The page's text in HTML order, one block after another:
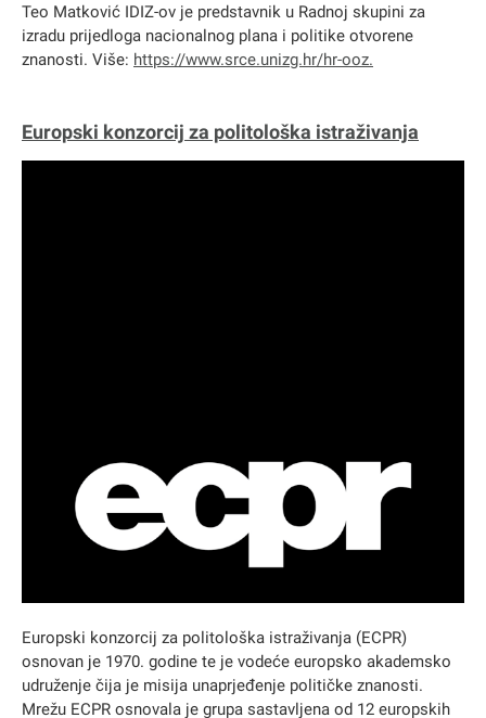
Teo Matković IDIZ-ov je predstavnik u Radnoj skupini za
izradu prijedloga nacionalnog plana i politike otvorene
znanosti. Više: https://www.srce.unizg.hr/hr-ooz.
Europski konzorcij za politološka istraživanja
Europski konzorcij za politološka istraživanja (ECPR)
osnovan je 1970. godine te je vodeće europsko akademsko
udruženje čija je misija unaprjeđenje političke znanosti.
Mrežu ECPR osnovala je grupa sastavljena od 12 europskih